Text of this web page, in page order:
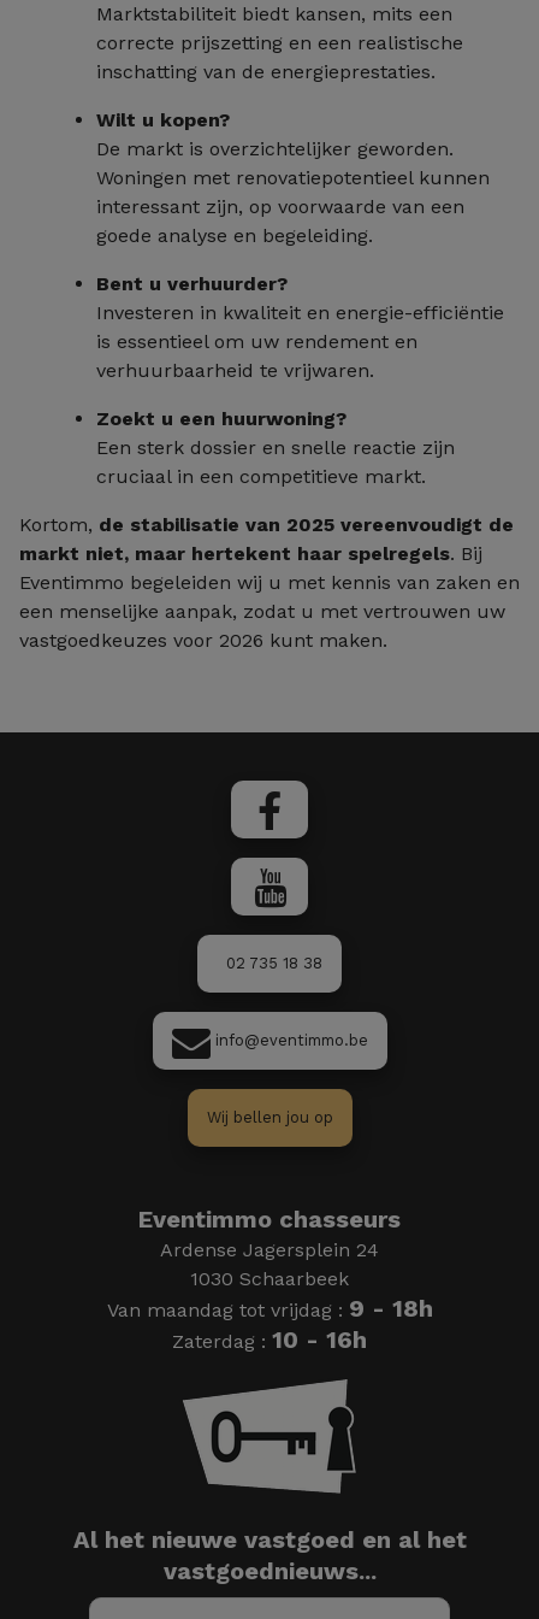
Marktstabiliteit biedt kansen, mits een
correcte prijszetting en een realistische
inschatting van de energieprestaties.
Wilt u kopen?
De markt is overzichtelijker geworden.
Woningen met renovatiepotentieel kunnen
interessant zijn, op voorwaarde van een
goede analyse en begeleiding.
Bent u verhuurder?
Investeren in kwaliteit en energie-efficiëntie
is essentieel om uw rendement en
verhuurbaarheid te vrijwaren.
Zoekt u een huurwoning?
Een sterk dossier en snelle reactie zijn
cruciaal in een competitieve markt.
Kortom, de stabilisatie van 2025 vereenvoudigt de
markt niet, maar hertekent haar spelregels. Bij
Eventimmo begeleiden wij u met kennis van zaken en
een menselijke aanpak, zodat u met vertrouwen uw
vastgoedkeuzes voor 2026 kunt maken.
02 735 18 38
info@eventimmo.be
Wij bellen jou op
Eventimmo chasseurs
Ardense Jagersplein 24
1030 Schaarbeek
Van maandag tot vrijdag : 9 - 18h
Zaterdag : 10 - 16h
Al het nieuwe vastgoed en al het
vastgoednieuws...